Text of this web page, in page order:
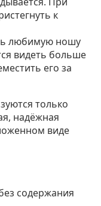
к
любимую ношу
видеть больше
его за
только
надёжная
виде
содержания